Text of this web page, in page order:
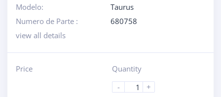
Modelo:
Taurus
Numero de Parte :
680758
view all details
Price
Quantity
-
+